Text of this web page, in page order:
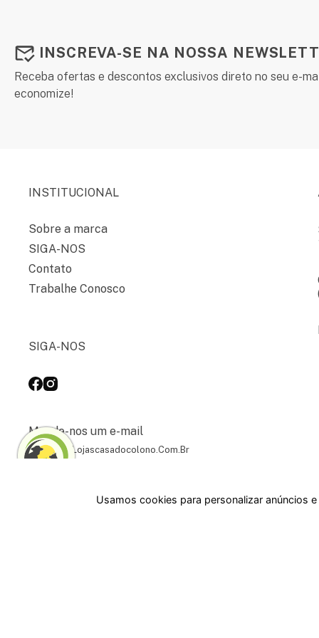
Usamos cookies para personalizar anúncios
INSCREVA-SE NA NOSSA
Receba ofertas e descontos exclusivos direto no seu e-
economize!
INSTITUCIONAL
Sobre a marca
SIGA-NOS
Contato
Trabalhe Conosco
SIGA-NOS
Mande-nos um e-mail
Contato@lojascasadocolono.com.br